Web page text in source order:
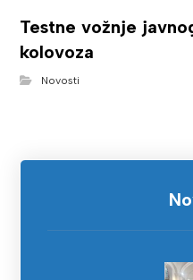
Testne vožnje
kolovoza
Novosti